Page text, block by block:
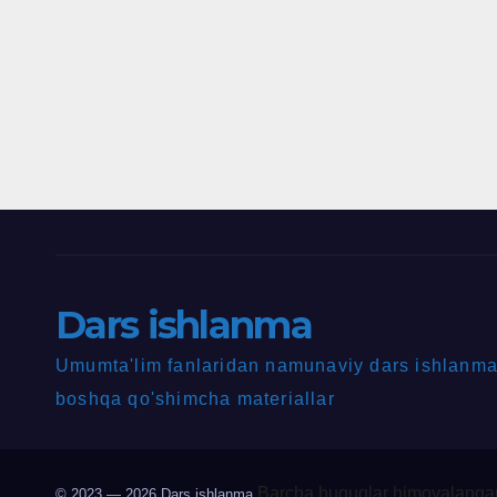
Dars ishlanma
Umumta'lim fanlaridan namunaviy dars
boshqa qo'shimcha materiallar
Barcha huquqlar